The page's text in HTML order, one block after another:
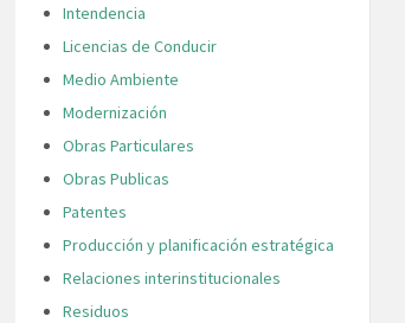
Intendencia
Licencias de Conducir
Medio Ambiente
Modernización
Obras Particulares
Obras Publicas
Patentes
Producción y planificación estratégica
Relaciones interinstitucionales
Residuos